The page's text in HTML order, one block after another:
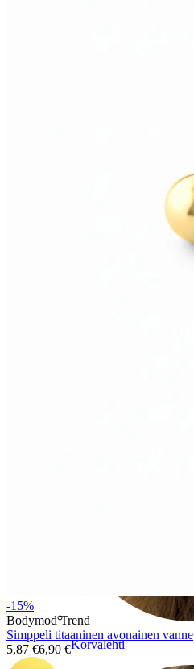
Korvalehti
-15%
Bodymod Trend
Simppeli titaaninen avonainen vanne
5,87 €6,90 €